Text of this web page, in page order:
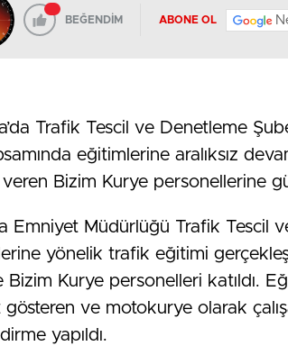
BEĞENDİM ABONE OL
Trafik Tescil ve Denetleme
eğitimlerine aralıksız
Bizim Kurye personellerine
Emniyet Müdürlüğü Trafik Tescil
yönelik trafik eğitimi
Bizim Kurye personelleri katıldı.
gösteren ve motokurye olarak
yapıldı.